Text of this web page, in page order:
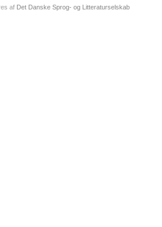
af Det Danske Sprog- og Litteraturselskab